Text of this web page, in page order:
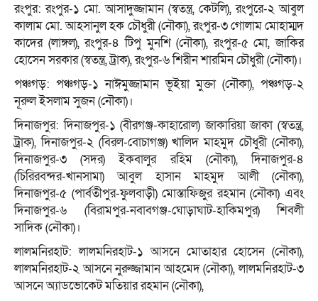
রংপুর: রংপুর-১ মো. আসাদুজ্জামান (স্বতন্ত্র, কেটলি), রংপুরে-২ আবুল
কালাম মো. আহসানুল হক চৌধুরী (নৌকা), রংপুর-৩ গোলাম মোহাম্মদ
কাদের (লাঙ্গল), রংপুর-৪ টিপু মুনশি (নৌকা), রংপুর-৫ মো, জাকির
হোসেন সরকার (স্বতন্ত্র, ট্রাক), রংপুর-৬ শিরীন শারমিন চৌধুরী (নৌকা)।
পঞ্চগড়: পঞ্চগড়-১ নাঈমুজ্জামান ভূইয়া মুক্তা (নৌকা), পঞ্চগড়-২
নূরুল ইসলাম সুজন (নৌকা)।
দিনাজপুর: দিনাজপুর-১ (বীরগঞ্জ-কাহারোল) জাকারিয়া জাকা (স্বতন্ত্র,
ট্রাক), দিনাজপুর-২ (বিরল-বোচাগঞ্জ) খালিদ মাহমুদ চৌধুরী (নৌকা),
দিনাজপুর-৩ (সদর) ইকবালুর রহিম (নৌকা), দিনাজপুর-৪
(চিরিরবন্দর-খানসামা) আবুল হাসান মাহমুদ আলী (নৌকা),
দিনাজপুর-৫ (পার্বতীপুর-ফুলবাড়ী) মোস্তাফিজুর রহমান (নৌকা) এবং
দিনাজপুর-৬ (বিরামপুর-নবাবগঞ্জ-ঘোড়াঘাট-হাকিমপুর) শিবলী
সাদিক (নৌকা)।
লালমনিরহাট: লালমনিরহাট-১ আসনে মোতাহার হোসেন (নৌকা),
লালমনিরহাট-২ আসনে নুরুজ্জামান আহমেদ (নৌকা), লালমনিরহাট-৩
আসনে অ্যাডভোকেট মতিয়ার রহমান (নৌকা),